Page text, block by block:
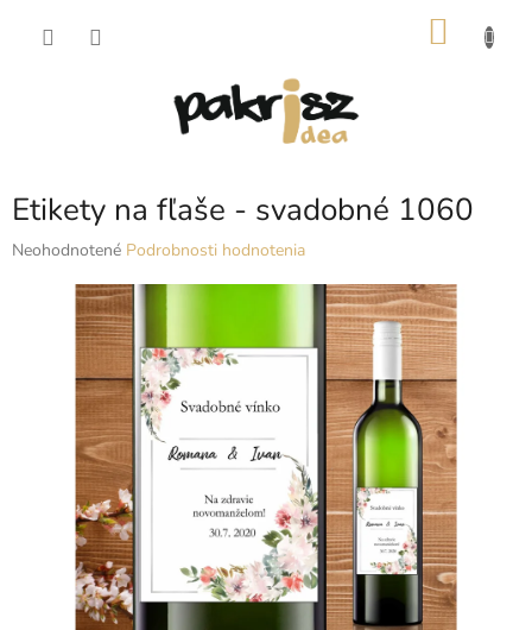
Etikety na fľaše - svadobné 1060
Priemerné
produktu
Neohodnotené Podrobnosti hodnotenia